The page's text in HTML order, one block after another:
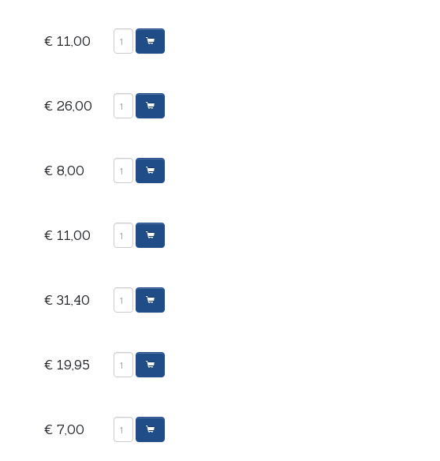
€ 11,00
€ 26,00
€ 8,00
€ 11,00
€ 31,40
€ 19,95
€ 7,00